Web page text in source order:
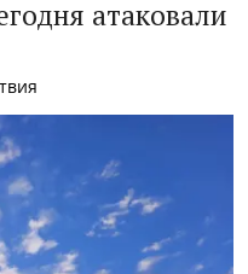
атаковали